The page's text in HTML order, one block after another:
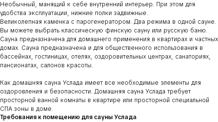
Необычный, манящий к себе внутренний интерьер. При этом для
удобства эксплуатации, нижние полки задвижные.
Великолепная каменка с парогенератором. Два режима в одной сауне.
Вы можете выбрать классическую финскую сауну или русскую баню.
Сауна предназначена для домашнего применения в квартирах и частных
домах. Сауна предназначена и для общественного использования в
бассейнах, гостиницах, отелях, оздоровительных центрах, санаториях,
пансионатах, салонов красоты.
Как домашняя сауна Услада имеет все необходимые элементы для
оздоровления и безопасности. Домашняя сауна Услада требует
просторной ванной комнаты в квартире или просторной специальной
СПА зоны в доме.
Требования к помещению для сауны Услада